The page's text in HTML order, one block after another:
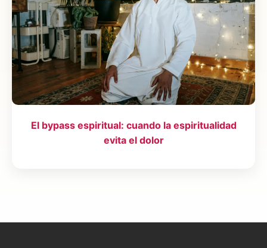
El bypass espiritual: cuando la espiritualidad
evita el dolor